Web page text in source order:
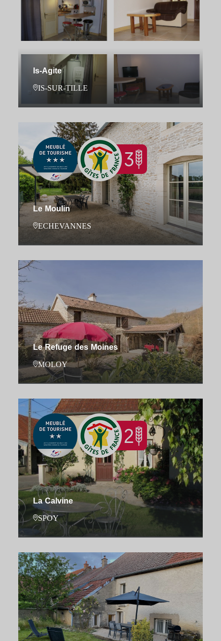
Is-Agite
IS-SUR-TILLE
Le Moulin
ECHEVANNES
Le Refuge des Moines
MOLOY
La Calvine
SPOY